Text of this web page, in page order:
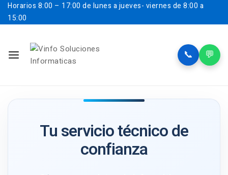
Horarios 8:00 – 17:00 de lunes a jueves- viernes de 8:00 a
15:00
📞 💬
Tu servicio técnico de
confianza